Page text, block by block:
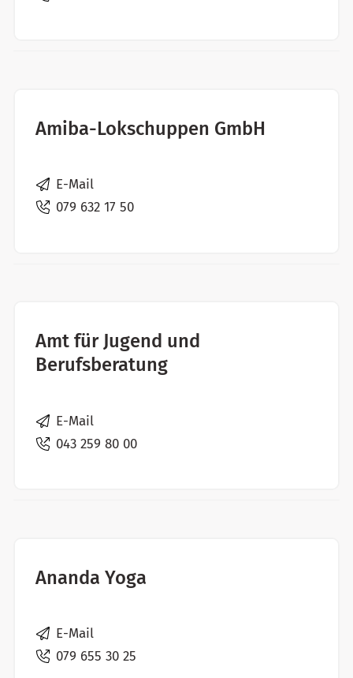
Amiba-Lokschuppen GmbH
E-Mail
079 632 17 50
Amt für Jugend und
Berufsberatung
E-Mail
043 259 80 00
Ananda Yoga
E-Mail
079 655 30 25